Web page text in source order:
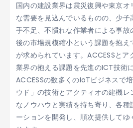
国内の建設業界は震災復興や東京オ
な需要を見込んでいるものの、少
手不足、不慣れな作業者による事故
後の市場規模縮小という課題を抱
が求められています。ACCESSとア
業界の抱える課題を先進のICT技術
ACCESSの数多くのIoTビジネスで
ウド」の技術とアクティオの建機
なノウハウと実績を持ち寄り、各
ーションを開発し、順次提供して